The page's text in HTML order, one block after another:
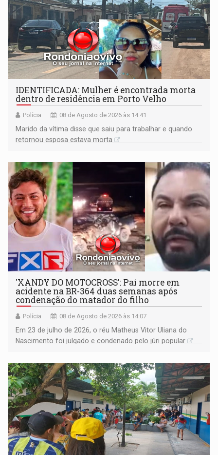
IDENTIFICADA: Mulher é encontrada morta
dentro de residência em Porto Velho
Polícia 08 de Agosto de 2026 às 14:41
Marido da vítima disse que saiu para trabalhar e quando
retornou esposa estava morta
'XANDY DO MOTOCROSS': Pai morre em
acidente na BR-364 duas semanas após
condenação do matador do filho
Polícia 08 de Agosto de 2026 às 14:07
Em 23 de julho de 2026, o réu Matheus Vitor Uliana do
Nascimento foi julgado e condenado pelo júri popular